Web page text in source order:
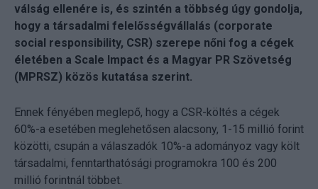
válság ellenére is, és szintén a többség úgy gondolja,
hogy a társadalmi felelősségvállalás (corporate
social responsibility, CSR) szerepe nőni fog a cégek
életében a Scale Impact és a Magyar PR Szövetség
(MPRSZ) közös kutatása szerint.
Ennek fényében meglepő, hogy a CSR-költés a cégek
60%-a esetében meglehetősen alacsony, 1-15 millió forint
közötti, csupán a válaszadók 10%-a adományoz vagy költ
társadalmi, fenntarthatósági programokra 100 és 200
millió forintnál többet.